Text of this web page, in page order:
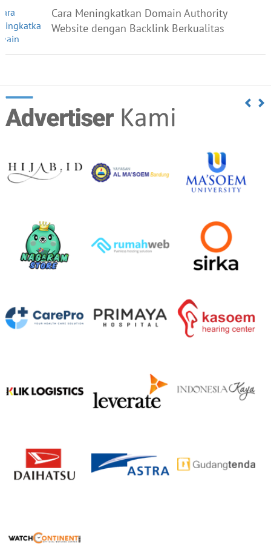
Cara Meningkatkan Domain Authority
Website dengan Backlink Berkualitas